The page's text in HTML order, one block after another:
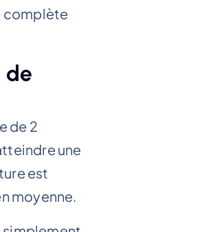
complète
de
de 2
une
est
moyenne.